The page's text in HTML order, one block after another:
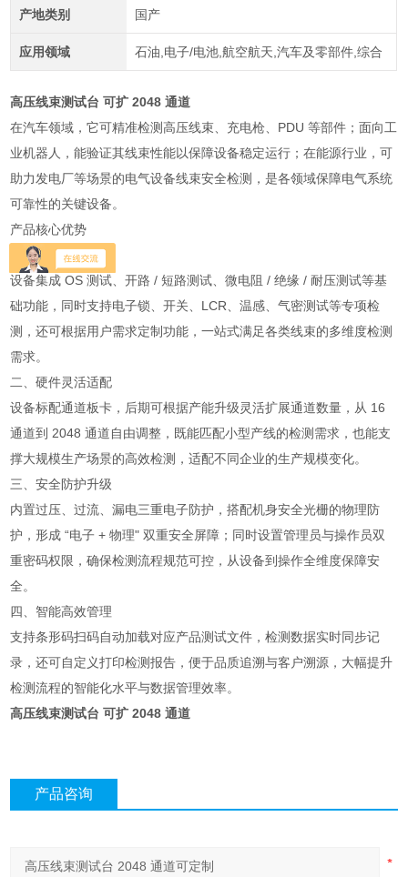
产地类别 国产
应用领域 石油,电子/电池,航空航天,汽车及零部件,综合
高压线束测试台 可扩 2048 通道
在汽车领域，它可精准检测高压线束、充电枪、PDU 等部件；面向工
业机器人，能验证其线束性能以保障设备稳定运行；在能源行业，可
助力发电厂等场景的电气设备线束安全检测，是各领域保障电气系统
可靠性的关键设备。
产品核心优势
一、功能覆盖全面
设备集成 OS 测试、开路 / 短路测试、微电阻 / 绝缘 / 耐压测试等基
础功能，同时支持电子锁、开关、LCR、温感、气密测试等专项检
测，还可根据用户需求定制功能，一站式满足各类线束的多维度检测
需求。
二、硬件灵活适配
设备标配通道板卡，后期可根据产能升级灵活扩展通道数量，从 16
通道到 2048 通道自由调整，既能匹配小型产线的检测需求，也能支
撑大规模生产场景的高效检测，适配不同企业的生产规模变化。
三、安全防护升级
内置过压、过流、漏电三重电子防护，搭配机身安全光栅的物理防
护，形成 “电子 + 物理" 双重安全屏障；同时设置管理员与操作员双
重密码权限，确保检测流程规范可控，从设备到操作全维度保障安
全。
四、智能高效管理
支持条形码扫码自动加载对应产品测试文件，检测数据实时同步记
录，还可自定义打印检测报告，便于品质追溯与客户溯源，大幅提升
检测流程的智能化水平与数据管理效率。
高压线束测试台 可扩 2048 通道
产品咨询